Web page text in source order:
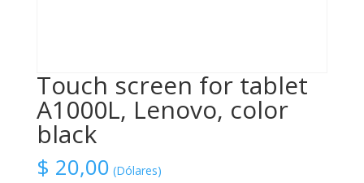
Touch screen for tablet
A1000L, Lenovo, color
black
$ 20,00 (Dólares)